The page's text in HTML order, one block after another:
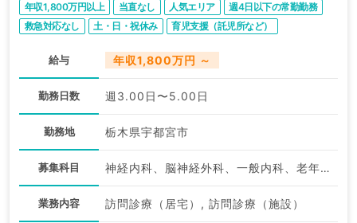
年収1,800万円以上 当直なし 人気エリア
週4日以下の常勤勤務
救急対応なし
土・日・祝休み
育児支援（託児所など）
給与 年収1,800万円 ～
勤務日数 週3.00日〜5.00日
勤務地 栃木県宇都宮市
募集科目 神経内科、脳神経外科、一般内科、老年内科、外科系全般、一般外科
業務内容 訪問診療（居宅）, 訪問診療（施設）